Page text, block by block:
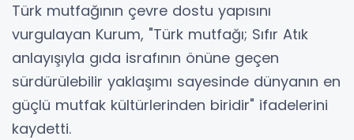
Türk mutfağının çevre dostu yapısını
vurgulayan Kurum, "Türk mutfağı; Sıfır Atık
anlayışıyla gıda israfının önüne geçen
sürdürülebilir yaklaşımı sayesinde dünyanın en
güçlü mutfak kültürlerinden biridir" ifadelerini
kaydetti.